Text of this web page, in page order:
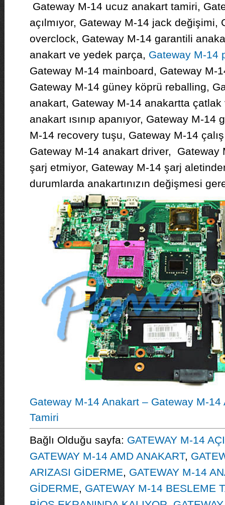
Gateway M-14 ucuz anakart tamiri,
açılmıyor, Gateway M-14 jack değişimi,
overclock, Gateway M-14 garantili
anakart ve yedek parça, Gateway M-14
Gateway M-14 mainboard, Gateway M-
Gateway M-14 güney köprü reballing,
anakart, Gateway M-14 anakartta çatlak
anakart ısınıp apanıyor, Gateway M-
M-14 recovery tuşu, Gateway M-14
Gateway M-14 anakart driver, Gateway
şarj etmiyor, Gateway M-14 şarj
durumlarda anakartınızın değişmesi
Gateway M-14 Anakart – Gateway M-14
Tamiri
Bağlı Olduğu sayfa: GATEWAY M-14
GATEWAY M-14 AMD ANAKART,
ARIZASI GİDERME, GATEWAY M-14
GİDERME, GATEWAY M-14 BESLEME